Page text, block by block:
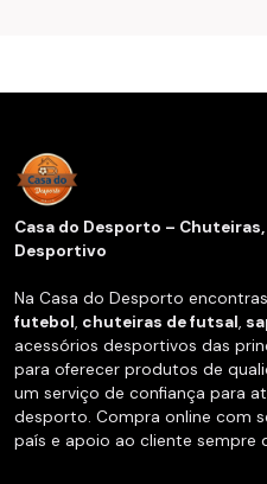
Casa do Desporto –
Desportivo
Na Casa do Desporto
futebol, chuteiras de futsal,
acessórios desportivos das
para oferecer produtos de
um serviço de confiança para
desporto. Compra online com
país e apoio ao cliente sempre